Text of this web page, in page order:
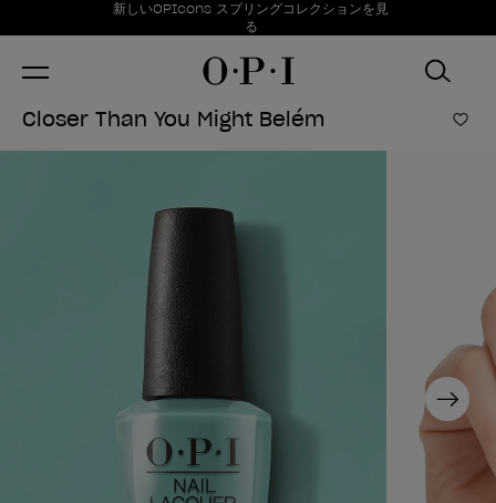
お得情報新しいOPIcons スプリングコレクションを見
る
Item 1 of 1
Closer Than You Might Belém ほ
Next